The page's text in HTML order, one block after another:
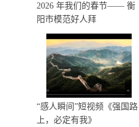
2026 年我们的春节—— 衡
阳市模范好人拜
“感人瞬间”短视频《强国路
上，必定有我》